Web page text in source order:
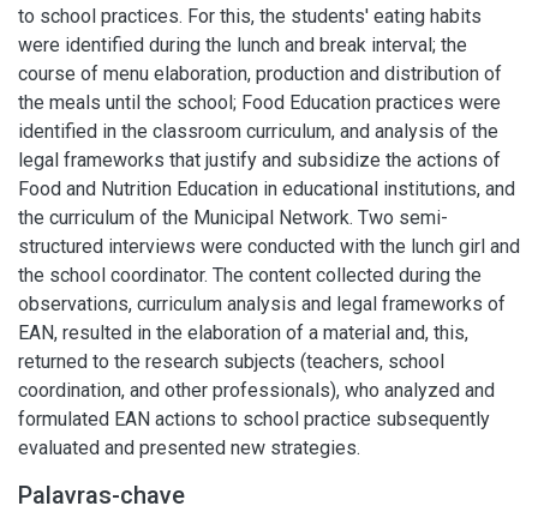
to school practices. For this, the students' eating habits
were identified during the lunch and break interval; the
course of menu elaboration, production and distribution of
the meals until the school; Food Education practices were
identified in the classroom curriculum, and analysis of the
legal frameworks that justify and subsidize the actions of
Food and Nutrition Education in educational institutions, and
the curriculum of the Municipal Network. Two semi-
structured interviews were conducted with the lunch girl and
the school coordinator. The content collected during the
observations, curriculum analysis and legal frameworks of
EAN, resulted in the elaboration of a material and, this,
returned to the research subjects (teachers, school
coordination, and other professionals), who analyzed and
formulated EAN actions to school practice subsequently
evaluated and presented new strategies.
Palavras-chave